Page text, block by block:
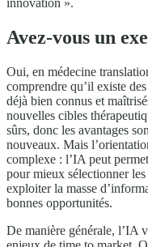
innovation ».
Avez-vous un
Oui, en médecine
comprendre qu’il existe
déjà bien connus et
nouvelles cibles
sûrs, donc les avantages
nouveaux. Mais
complexe : l’IA peut
pour mieux sélectionner
exploiter la masse
bonnes opportunités.
De manière générale, l’IA